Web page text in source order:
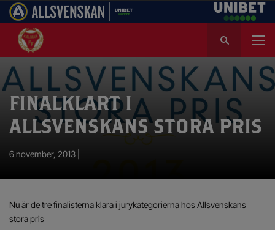
k
e
t
e
r
FINALKLART I
ALLSVENSKANS STORA PRIS
6 november, 2013 |
Nu är de tre finalisterna klara i jurykategorierna hos Allsvenskans
stora pris